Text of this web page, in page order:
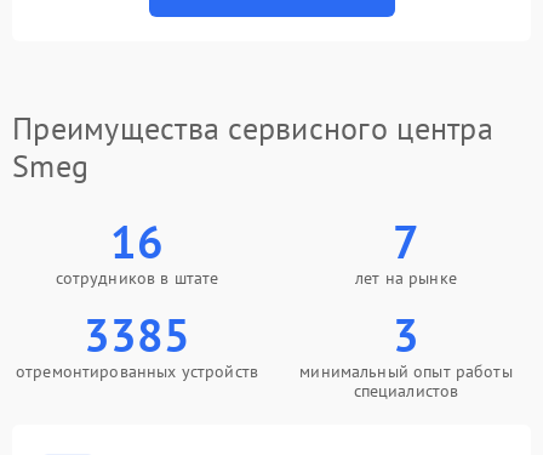
Преимущества сервисного центра
Smeg
16
сотрудников в штате
7
лет на рынке
3385
отремонтированных устройств
3
минимальный опыт работы
специалистов